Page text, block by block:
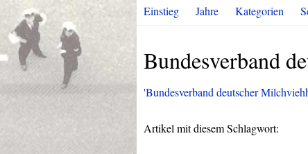
Einstieg Jahre Kategorien
Bundesverband
'Bundesverband deutscher
Artikel mit diesem Schlagwort: